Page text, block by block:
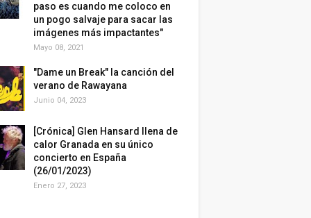
paso es cuando me coloco en
un pogo salvaje para sacar las
imágenes más impactantes"
Mayo 08, 2021
"Dame un Break" la canción del
verano de Rawayana
Junio 04, 2023
[Crónica] Glen Hansard llena de
calor Granada en su único
concierto en España
(26/01/2023)
Enero 27, 2023